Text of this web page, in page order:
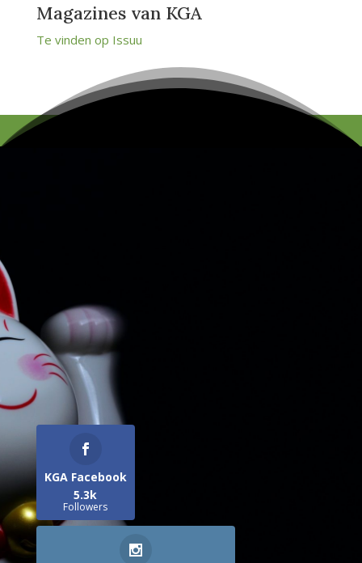
Magazines van KGA
Te vinden op Issuu
KGA Facebook
5.3k
Followers